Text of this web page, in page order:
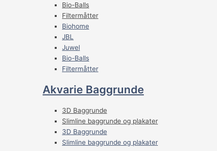
Bio-Balls
Filtermåtter
Biohome
JBL
Juwel
Bio-Balls
Filtermåtter
Akvarie Baggrunde
3D Baggrunde
Slimline baggrunde og plakater
3D Baggrunde
Slimline baggrunde og plakater